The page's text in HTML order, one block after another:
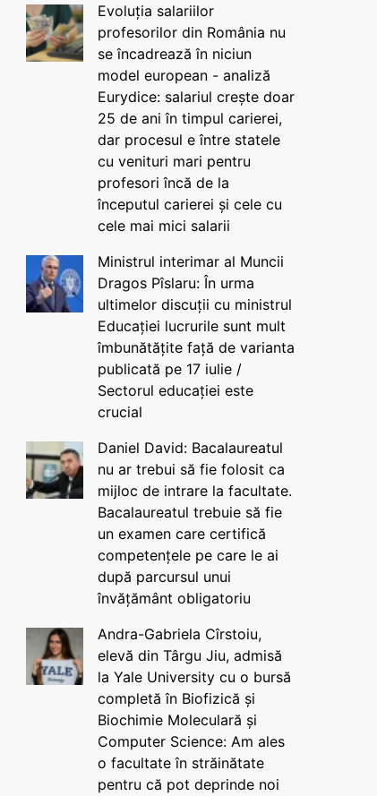
Evoluția salariilor
profesorilor din România nu
se încadrează în niciun
model european - analiză
Eurydice: salariul crește doar
25 de ani în timpul carierei,
dar procesul e între statele
cu venituri mari pentru
profesori încă de la
începutul carierei și cele cu
cele mai mici salarii
Ministrul interimar al Muncii
Dragos Pîslaru: În urma
ultimelor discuții cu ministrul
Educației lucrurile sunt mult
îmbunătățite față de varianta
publicată pe 17 iulie /
Sectorul educației este
crucial
Daniel David: Bacalaureatul
nu ar trebui să fie folosit ca
mijloc de intrare la facultate.
Bacalaureatul trebuie să fie
un examen care certifică
competențele pe care le ai
după parcursul unui
învățământ obligatoriu
Andra-Gabriela Cîrstoiu,
elevă din Târgu Jiu, admisă
la Yale University cu o bursă
completă în Biofizică și
Biochimie Moleculară și
Computer Science: Am ales
o facultate în străinătate
pentru că pot deprinde noi